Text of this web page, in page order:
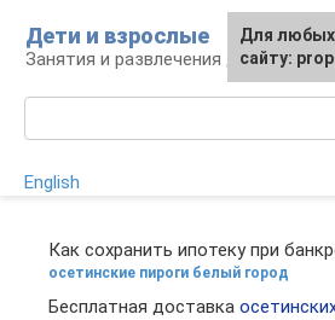
контенту
Дети и взрослые
Занятия и развлечения для
English
Как сохранить ипотеку при
осетинские пироги белый город
Бесплатная доставка
Для
сайту: